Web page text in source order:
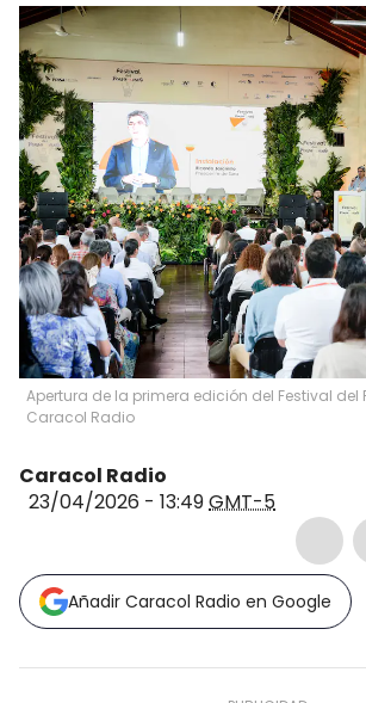
Apertura de la primera edición del Festival del
Caracol Radio
Caracol Radio
23/04/2026 - 13:49GMT-5
Añadir Caracol Radio en Google